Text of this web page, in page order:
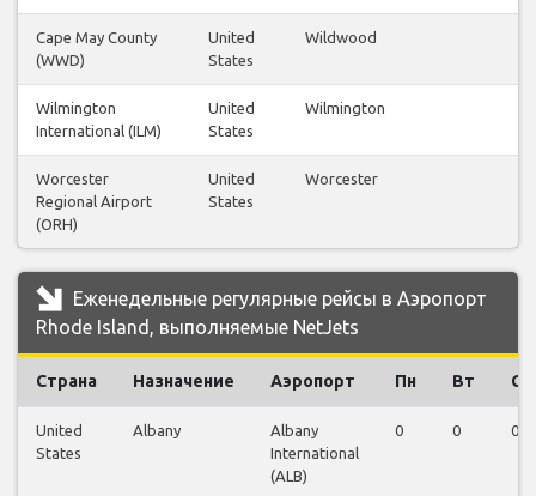
Cape May County
(WWD)
United
States
Wildwood
Wilmington
International (ILM)
United
States
Wilmington
Worcester
Regional Airport
(ORH)
United
States
Worcester
Еженедельные регулярные рейсы в Аэропорт
Rhode Island, выполняемые NetJets
Страна Назначение Аэропорт Пн Вт Ср
United
States
Albany
Albany
International
(ALB)
0 0 0